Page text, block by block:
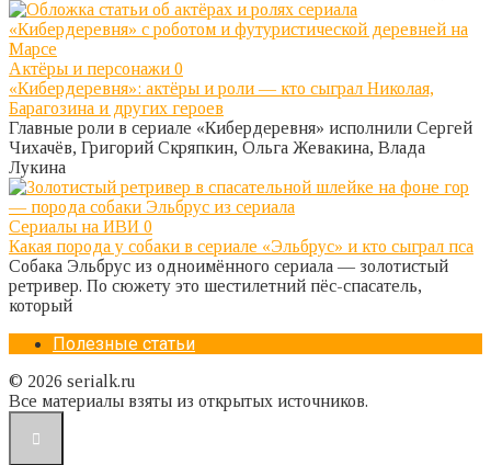
Актёры и персонажи 0
«Кибердеревня»: актёры и роли — кто сыграл Николая,
Барагозина и других героев
Главные роли в сериале «Кибердеревня» исполнили Сергей
Чихачёв, Григорий Скряпкин, Ольга Жевакина, Влада
Лукина
Сериалы на ИВИ 0
Какая порода у собаки в сериале «Эльбрус» и кто сыграл пса
Собака Эльбрус из одноимённого сериала — золотистый
ретривер. По сюжету это шестилетний пёс-спасатель,
который
Полезные статьи
© 2026 serialk.ru
Все материалы взяты из открытых источников.